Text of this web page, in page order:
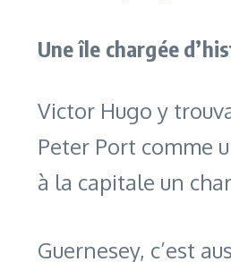
Une île chargée
Victor Hugo y
Peter Port comme
à la capitale un
Guernesey, c’est